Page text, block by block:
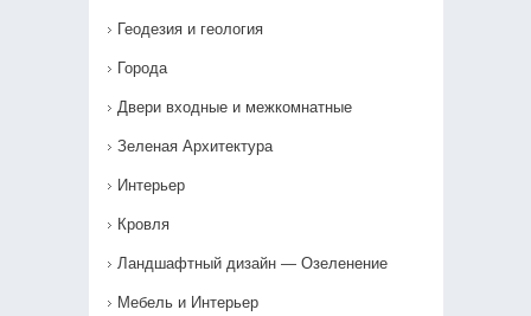
Геодезия и геология
Города
Двери входные и межкомнатные
Зеленая Архитектура
Интерьер
Кровля
Ландшафтный дизайн — Озеленение‎
Мебель и Интерьер